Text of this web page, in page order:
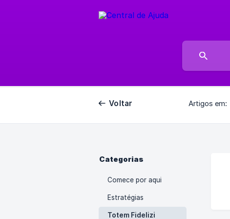
Voltar Artigos em:
Categorias
Comece por aqui
Estratégias
Totem Fidelizi